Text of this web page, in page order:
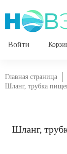
Главная страница
Шланг, трубка
Шланг,